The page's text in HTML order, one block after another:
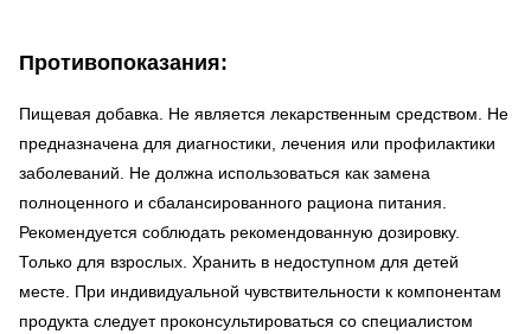
Противопоказания:
Пищевая добавка. Не является лекарственным средством. Не
предназначена для диагностики, лечения или профилактики
заболеваний. Не должна использоваться как замена
полноценного и сбалансированного рациона питания.
Рекомендуется соблюдать рекомендованную дозировку.
Только для взрослых. Хранить в недоступном для детей
месте. При индивидуальной чувствительности к компонентам
продукта следует проконсультироваться со специалистом